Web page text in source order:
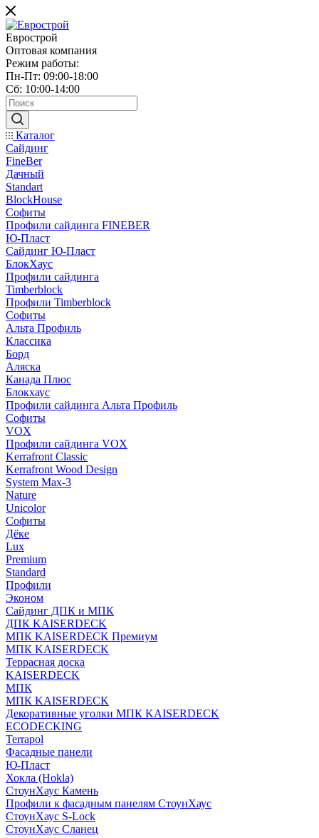
Еврострой
Оптовая компания
Режим работы:
Пн-Пт: 09:00-18:00
Сб: 10:00-14:00
Каталог
Сайдинг
FineBer
Дачный
Standart
BlockHouse
Софиты
Профили сайдинга FINEBER
Ю-Пласт
Сайдинг Ю-Пласт
БлокХаус
Профили сайдинга
Timberblock
Профили Timberblock
Софиты
Альта Профиль
Классика
Борд
Аляска
Канада Плюс
Блокхаус
Профили сайдинга Альта Профиль
Софиты
VOX
Профили сайдинга VOX
Kerrafront Classic
Kerrafront Wood Design
System Max-3
Nature
Unicolor
Софиты
Дёке
Lux
Premium
Standard
Профили
Эконом
Сайдинг ДПК и МПК
ДПК KAISERDECK
МПК KAISERDECK Премиум
МПК KAISERDECK
Террасная доска
KAISERDECK
МПК
МПК KAISERDECK
Декоративные уголки МПК KAISERDECK
ECODECKING
Terrapol
Фасадные панели
Ю-Пласт
Хокла (Hokla)
СтоунХаус Камень
Профили к фасадным панелям СтоунХаус
СтоунХаус S-Lock
СтоунХаус Сланец